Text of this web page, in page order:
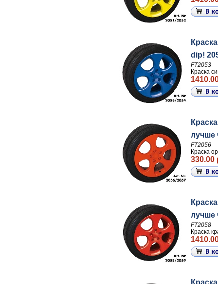
dip!
FT2053
Краска
лучше
FT2056
Краска
330.00
лучше
FT2058
Краска